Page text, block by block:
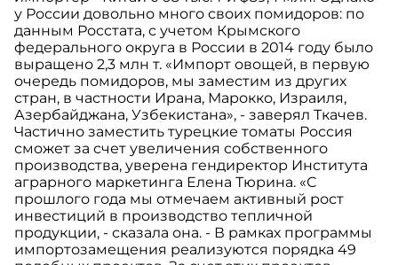
у России довольно много своих помидоров: по
данным Росстата, с учетом Крымского
федерального округа в России в 2014 году было
выращено 2,3 млн т. «Импорт овощей, в первую
очередь помидоров, мы заместим из других
стран, в частности Ирана, Марокко, Израиля,
Азербайджана, Узбекистана», - заверял Ткачев.
Частично заместить турецкие томаты Россия
сможет за счет увеличения собственного
производства, уверена гендиректор Института
аграрного маркетинга Елена Тюрина. «С
прошлого года мы отмечаем активный рост
инвестиций в производство тепличной
продукции, - сказала она. - В рамках программы
импортозамещения реализуются порядка 49